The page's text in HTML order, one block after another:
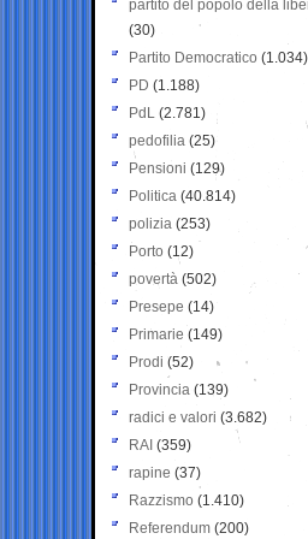
partito del popolo della
(30)
Partito Democratico (1.034)
PD (1.188)
PdL (2.781)
pedofilia (25)
Pensioni (129)
Politica (40.814)
polizia (253)
Porto (12)
povertà (502)
Presepe (14)
Primarie (149)
Prodi (52)
Provincia (139)
radici e valori (3.682)
RAI (359)
rapine (37)
Razzismo (1.410)
Referendum (200)